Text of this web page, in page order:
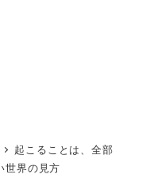
起こることは、全部
界の見方